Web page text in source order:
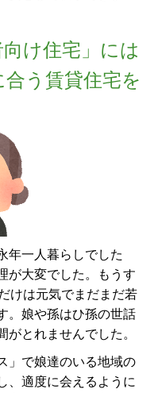
向け住宅」には
う賃貸住宅を
年一人暮らしでした
が大変でした。もうす
けは元気でまだまだ若
。娘や孫はひ孫の世話
とれませんでした。
」で娘達のいる地域の
、適度に会えるように